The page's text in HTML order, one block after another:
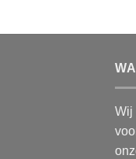
Wij